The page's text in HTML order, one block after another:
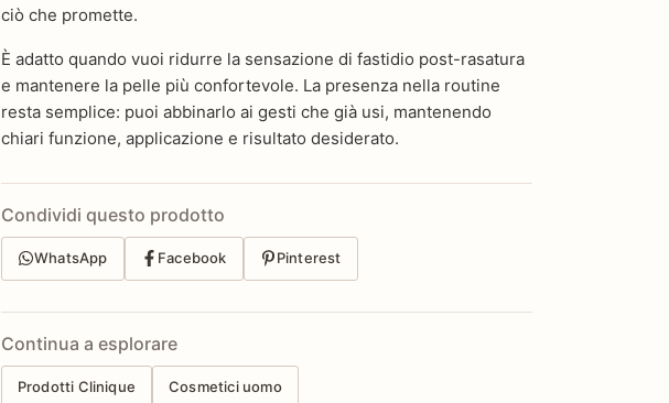
ciò che promette.
È adatto quando vuoi ridurre la sensazione di fastidio post-rasatura
e mantenere la pelle più confortevole. La presenza nella routine
resta semplice: puoi abbinarlo ai gesti che già usi, mantenendo
chiari funzione, applicazione e risultato desiderato.
Condividi questo prodotto
WhatsApp Facebook Pinterest
Continua a esplorare
Prodotti Clinique Cosmetici uomo